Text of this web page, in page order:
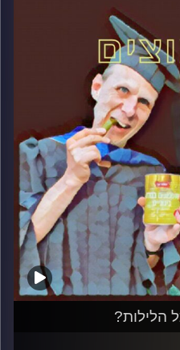
גלעד
מבחן השבוע
הלילות?